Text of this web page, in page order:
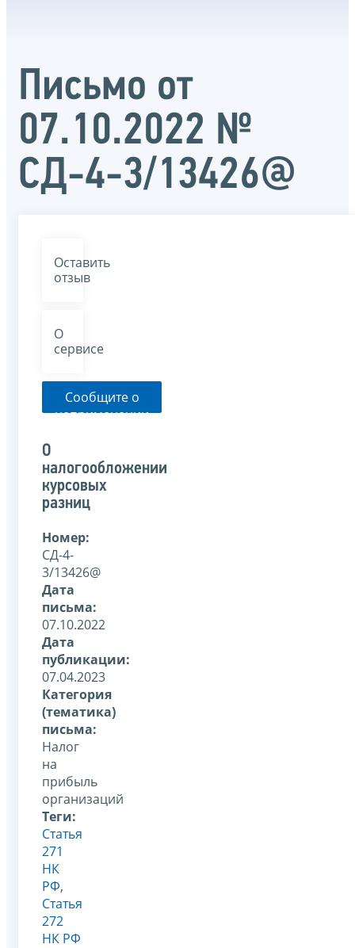
Письмо от
07.10.2022 №
СД-4-3/13426@
Оставить
отзыв
О
сервисе
Сообщите о
неприменении
указанного
письма
О
налогообложении
курсовых
разниц
Номер:
СД-4-
3/13426@
Дата
письма:
07.10.2022
Дата
публикации:
07.04.2023
Категория
(тематика)
письма:
Налог
на
прибыль
организаций
Теги:
Статья
271
НК
РФ,
Статья
272
НК РФ